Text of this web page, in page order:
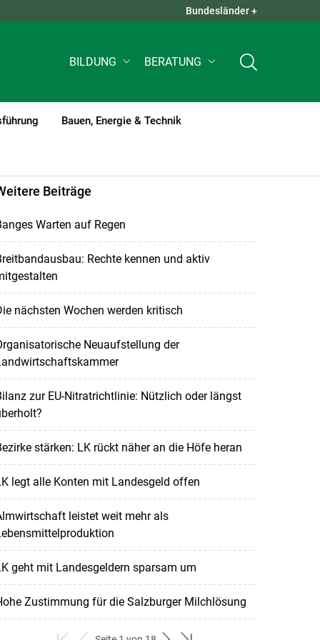
QUICK LINKS +
Bundesländer +
BILDUNG BERATUNG
Bauen, Energie & Technik
Beiträge
Warten auf Regen
Rechte kennen und aktiv
nächsten Wochen werden kritisch
Neuaufstellung der
zur EU-Nitratrichtlinie: Nützlich oder längst
stärken: LK rückt näher an die Höfe heran
legt alle Konten mit Landesgeld offen
leistet weit mehr als
geht mit Landesgeldern sparsam um
Zustimmung für die Salzburger Milchlösung